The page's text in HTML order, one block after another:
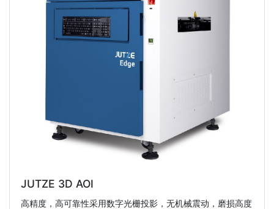
JUTZE 3D AOI
高精度，高可靠性采用数字光栅投影，无机械震动，磨损高度